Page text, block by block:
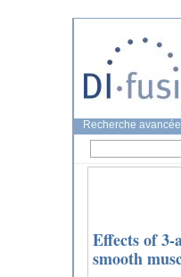
Recherche avancée
Effects of
smooth